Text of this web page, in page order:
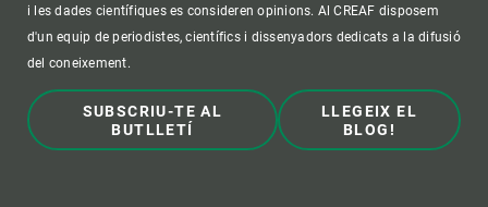
i les dades científiques es consideren opinions. Al CREAF disposem
d'un equip de periodistes, científics i dissenyadors dedicats a la difusió
del coneixement.
SUBSCRIU-TE AL
BUTLLETÍ
LLEGEIX EL
BLOG!